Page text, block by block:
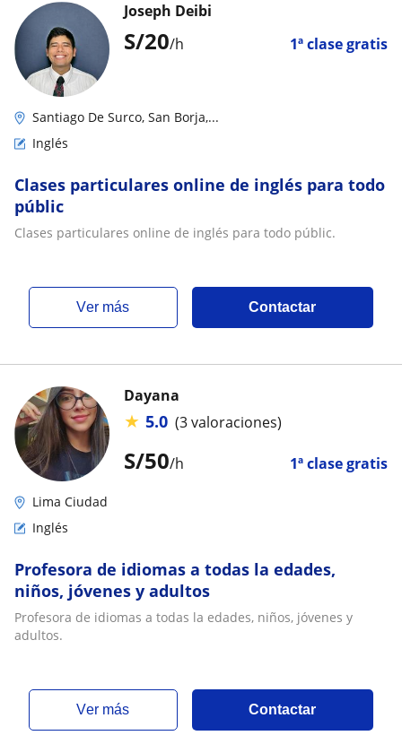
S/20/h 1ª clase gratis
Joseph Deibi
Santiago De Surco, San Borja,...
Inglés
Clases particulares online de inglés para todo
públic
Clases particulares online de inglés para todo públic.
ver más Contactar
S/50/h 1ª clase gratis
Dayana
★ 5.0 (3 valoraciones)
Lima Ciudad
Inglés
Profesora de idiomas a todas la edades,
niños, jóvenes y adultos
Profesora de idiomas a todas la edades, niños, jóvenes y
adultos.
ver más Contactar